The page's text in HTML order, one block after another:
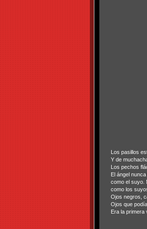
Los pasillos
Y de
Los pechos
El ángel
como el suyo.
como los
Ojos negros,
Ojos que
Era la primera